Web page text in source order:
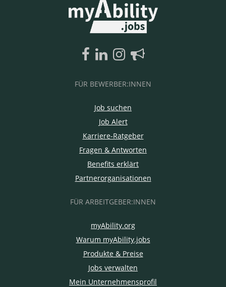
FÜR BEWERBER:INNEN
Job suchen
Job Alert
Karriere-Ratgeber
Fragen & Antworten
Benefits erklärt
Partnerorganisationen
FÜR ARBEITGEBER:INNEN
myAbility.org
Warum myAbility.jobs
Produkte & Preise
Jobs verwalten
Mein Unternehmensprofil